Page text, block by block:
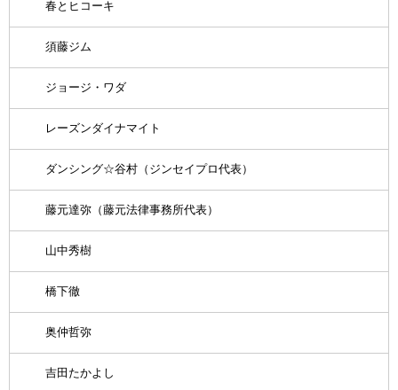
春とヒコーキ
須藤ジム
ジョージ・ワダ
レーズンダイナマイト
ダンシング☆谷村（ジンセイプロ代表）
藤元達弥（藤元法律事務所代表）
山中秀樹
橋下徹
奥仲哲弥
吉田たかよし